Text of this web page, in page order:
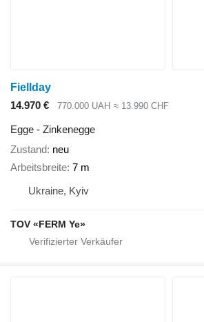
Fiellday
14.970 €
770.000 UAH ≈ 13.990 CHF
Egge - Zinkenegge
Zustand neu
Arbeitsbreite 7 m
Ukraine, Kyiv
TOV «FERM Ye»